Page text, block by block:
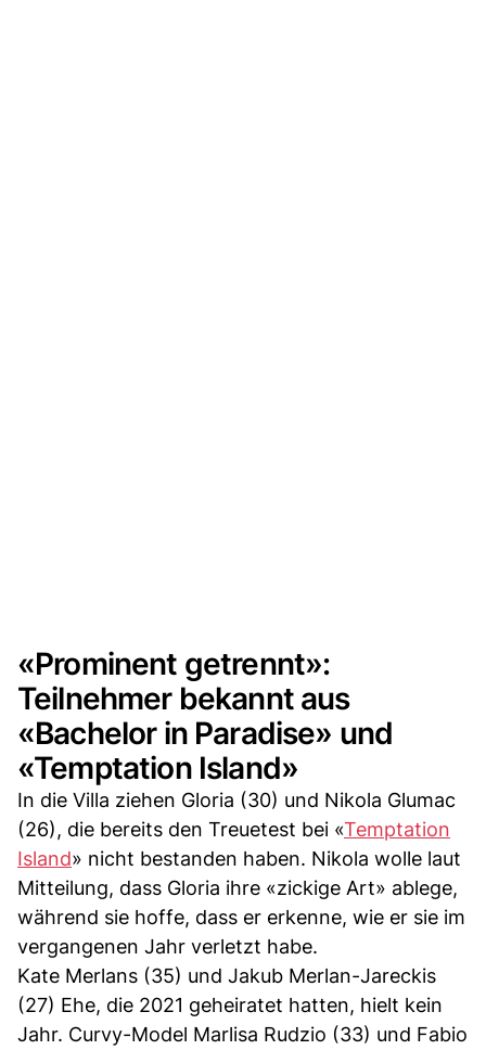
«Prominent getrennt»:
Teilnehmer bekannt aus
«Bachelor in Paradise» und
«Temptation Island»
In die Villa ziehen Gloria (30) und Nikola Glumac
(26), die bereits den Treuetest bei «Temptation
Island» nicht bestanden haben. Nikola wolle laut
Mitteilung, dass Gloria ihre «zickige Art» ablege,
während sie hoffe, dass er erkenne, wie er sie im
vergangenen Jahr verletzt habe.
Kate Merlans (35) und Jakub Merlan-Jareckis
(27) Ehe, die 2021 geheiratet hatten, hielt kein
Jahr. Curvy-Model Marlisa Rudzio (33) und Fabio